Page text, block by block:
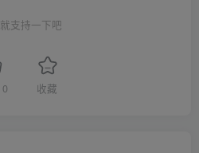
重新爬在床上，脸上已经火烧
支持一下吧
0 收藏